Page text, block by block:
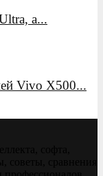
а...
Vivo X500...